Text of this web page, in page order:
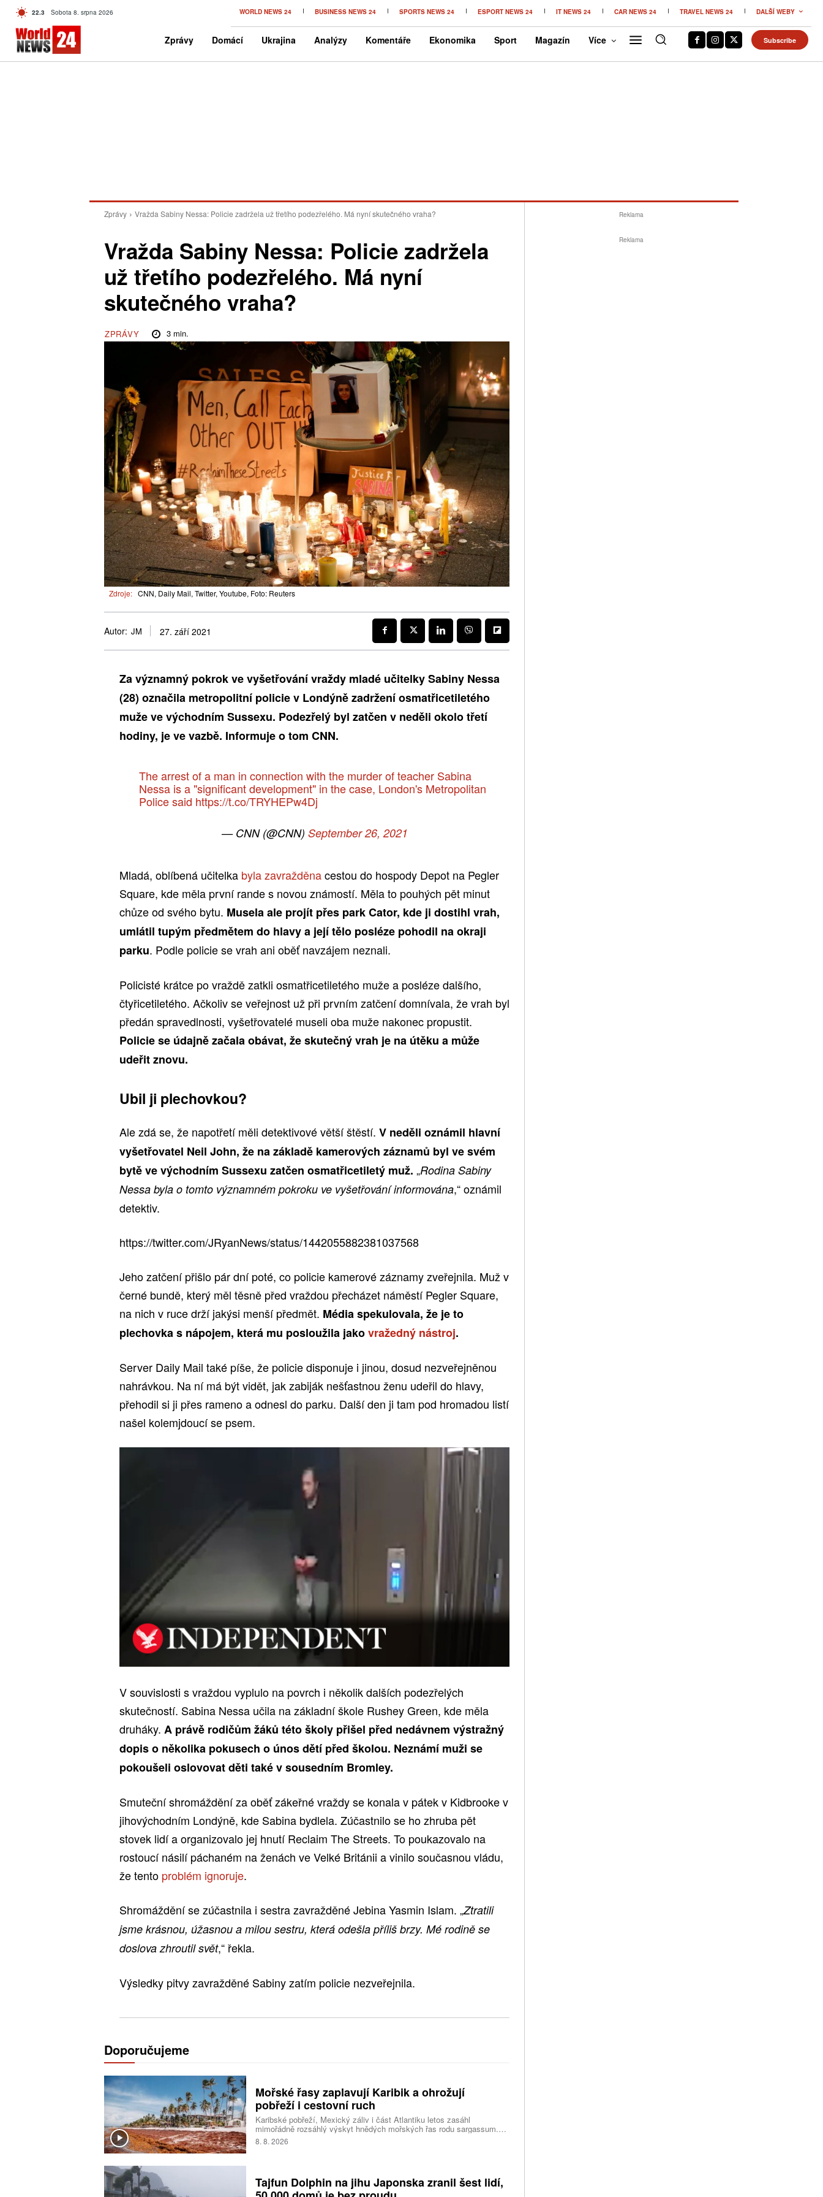
22.3 C Czech
Sobota 8. srpna 2026 WORLD NEWS 24 BUSINESS NEWS 24 SPORTS NEWS 24 ESPORT NEWS 24 IT NEWS 24 CAR NEWS 24 TRAVEL NEWS 24 DALŠÍ WEBY
Zprávy Domácí Ukrajina Analýzy Komentáře Ekonomika Sport Magazín Více Subscribe
Zprávy Vražda Sabiny Nessa: Policie zadržela už třetího podezřelého. Má nyní skutečného vraha?
Vražda Sabiny Nessa: Policie zadržela
už třetího podezřelého. Má nyní
skutečného vraha?
ZPRÁVY 3 min.
Zdroje: CNN, Daily Mail, Twitter, Youtube, Foto: Reuters
Autor: JM 27. září 2021
Za významný pokrok ve vyšetřování vraždy mladé učitelky Sabiny Nessa
(28) označila metropolitní policie v Londýně zadržení osmatřicetiletého
muže ve východním Sussexu. Podezřelý byl zatčen v neděli okolo třetí
hodiny, je ve vazbě. Informuje o tom CNN.
The arrest of a man in connection with the murder of teacher Sabina
Nessa is a "significant development" in the case, London's Metropolitan
Police said https://t.co/TRYHEPw4Dj
— CNN (@CNN) September 26, 2021
Mladá, oblíbená učitelka byla zavražděnacestou do hospody Depot na Pegler
Square, kde měla první rande s novou známostí. Měla to pouhých pět minut
chůze od svého bytu. Musela ale projít přes park Cator, kde ji dostihl vrah,
umlátil tupým předmětem do hlavy a její tělo posléze pohodil na okraji
parku. Podle policie se vrah ani oběť navzájem neznali.
Policisté krátce po vraždě zatkli osmatřicetiletého muže a posléze dalšího,
čtyřicetiletého. Ačkoliv se veřejnost už při prvním zatčení domnívala, že vrah byl
předán spravedlnosti, vyšetřovatelé museli oba muže nakonec propustit.
Policie se údajně začala obávat, že skutečný vrah je na útěku a může
udeřit znovu.
Ubil ji plechovkou?
Ale zdá se, že napotřetí měli detektivové větší štěstí. V neděli oznámil hlavní
vyšetřovatel Neil John, že na základě kamerových záznamů byl ve svém
bytě ve východním Sussexu zatčen osmatřicetiletý muž. „Rodina Sabiny
Nessa byla o tomto významném pokroku ve vyšetřování informována,“ oznámil
detektiv.
https://twitter.com/JRyanNews/status/1442055882381037568
Jeho zatčení přišlo pár dní poté, co policie kamerové záznamy zveřejnila. Muž v
černé bundě, který měl těsně před vraždou přecházet náměstí Pegler Square,
na nich v ruce drží jakýsi menší předmět. Média spekulovala, že je to
plechovka s nápojem, která mu posloužila jakovražedný nástroj.
Server Daily Mail také píše, že policie disponuje i jinou, dosud nezveřejněnou
nahrávkou. Na ní má být vidět, jak zabiják nešťastnou ženu udeřil do hlavy,
přehodil si ji přes rameno a odnesl do parku. Další den ji tam pod hromadou listí
našel kolemjdoucí se psem.
V souvislosti s vraždou vyplulo na povrch i několik dalších podezřelých
skutečností. Sabina Nessa učila na základní škole Rushey Green, kde měla
druháky. A právě rodičům žáků této školy přišel před nedávnem výstražný
dopis o několika pokusech o únos dětí před školou. Neznámí muži se
pokoušeli oslovovat děti také v sousedním Bromley.
Smuteční shromáždění za oběť zákeřné vraždy se konala v pátek v Kidbrooke v
jihovýchodním Londýně, kde Sabina bydlela. Zúčastnilo se ho zhruba pět
stovek lidí a organizovalo jej hnutí Reclaim The Streets. To poukazovalo na
rostoucí násilí páchaném na ženách ve Velké Británii a vinilo současnou vládu,
že tento problém ignoruje.
Shromáždění se zúčastnila i sestra zavražděné Jebina Yasmin Islam. „Ztratili
jsme krásnou, úžasnou a milou sestru, která odešla příliš brzy. Mé rodině se
doslova zhroutil svět,“ řekla.
Výsledky pitvy zavražděné Sabiny zatím policie nezveřejnila.
Doporučujeme
Mořské řasy zaplavují Karibik a ohrožují
pobřeží i cestovní ruch
Karibské pobřeží, Mexický záliv i část Atlantiku letos zasáhl
mimořádně rozsáhlý výskyt hnědých mořských řas rodu sargassum.
Na plážích se hromadí miliony tun biomasy, která po vyplavení rychle
zahnívá, zhoršuje kvalitu vody, omezuje život mořských organismů a
8. 8. 2026
Tajfun Dolphin na jihu Japonska zranil šest lidí,
Reklama
Reklama